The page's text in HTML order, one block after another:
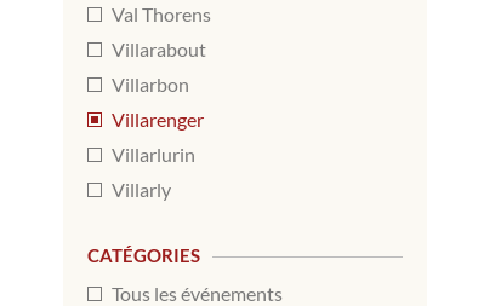
Val Thorens
Villarabout
Villarbon
Villarenger
Villarlurin
Villarly
CATÉGORIES
Tous les événements